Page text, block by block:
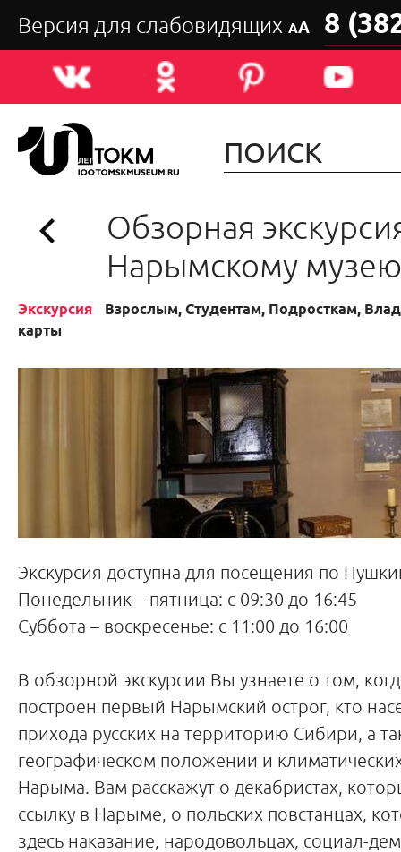
Версия для слабовидящих АА 8
Обзорная
Нарымскому музею
Экскурсия
Взрослым, Студентам, Подросткам,
карты
Экскурсия доступна для посещения по
Понедельник – пятница: с 09:30 до 16:45
Суббота – воскресенье: с 11:00 до 16:00
В обзорной экскурсии Вы узнаете о том,
построен первый Нарымский острог, кто
прихода русских на территорию Сибири, а
географическом положении и
Нарыма. Вам расскажут о декабристах,
ссылку в Нарыме, о польских повстанцах,
здесь наказание, народовольцах, социал-